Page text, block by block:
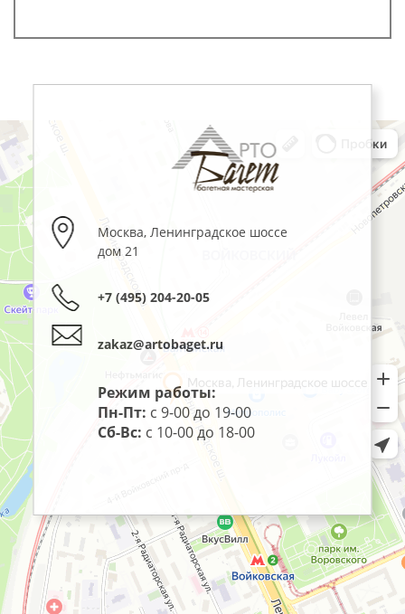
Москва,Ленинградское шоссе
дом 21
+7 (495) 204-20-05
zakaz@artobaget.ru
Режим работы:
Пн-Пт: с 9-00 до 19-00
Сб-Вс: с 10-00 до 18-00